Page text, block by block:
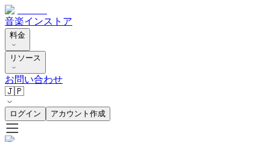
音楽インストア
料金
リソース
お問い合わせ
🇯🇵
ログイン アカウント作成